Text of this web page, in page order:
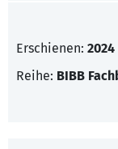
Erschienen: 2024
Reihe: BIBB